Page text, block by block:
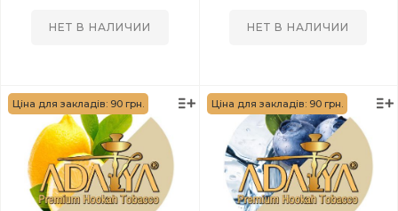
НЕТ В НАЛИЧИИ НЕТ В НАЛИЧИИ
Ціна для закладів: 90 грн. Ціна для закладів: 90 грн.